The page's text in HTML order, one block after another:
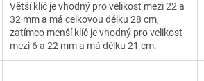
Větší klíč je vhodný pro velikost mezi 22 a
32 mm a má celkovou délku 28 cm,
zatímco menší klíč je vhodný pro velikost
mezi 6 a 22 mm a má délku 21 cm.